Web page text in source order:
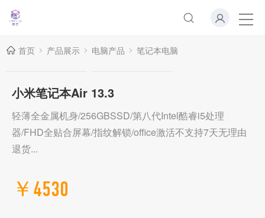
首页 产品展示 电脑产品 笔记本电脑
小米笔记本Air 13.3
轻薄全金属机身/256GBSSD/第八代Intel酷睿i5处理
器/FHD全贴合屏幕/指纹解锁/office激活不支持7天无理由
退货...
￥4530